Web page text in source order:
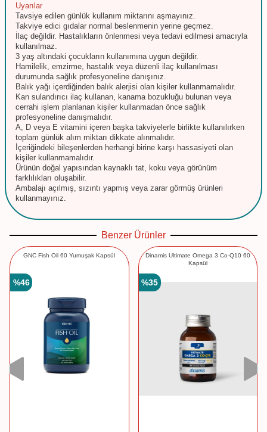
Uyarılar
Tavsiye edilen günlük kullanım miktarını aşmayınız.
Takviye edici gıdalar normal beslenmenin yerine geçmez.
İlaç değildir. Hastalıkların önlenmesi veya tedavi edilmesi amacıyla
kullanılmaz.
3 yaş altındaki çocukların kullanımına uygun değildir.
Hamilelik, emzirme, hastalık veya düzenli ilaç kullanılması
durumunda sağlık profesyoneline danışınız.
Balık yağı içerdiğinden balık alerjisi olan kişiler kullanmamalıdır.
Kan sulandırıcı ilaç kullanan, kanama bozukluğu bulunan veya
cerrahi işlem planlanan kişiler kullanmadan önce sağlık
profesyoneline danışmalıdır.
A, D veya E vitamini içeren başka takviyelerle birlikte kullanılırken
toplam günlük alım miktarı dikkate alınmalıdır.
İçeriğindeki bileşenlerden herhangi birine karşı hassasiyeti olan
kişiler kullanmamalıdır.
Ürünün doğal yapısından kaynaklı tat, koku veya görünüm
farklılıkları oluşabilir.
Ambalajı açılmış, sızıntı yapmış veya zarar görmüş ürünleri
kullanmayınız.
Benzer Ürünler
GNC Fish Oil 60 Yumuşak Kapsül
%46
Dinamis Ultimate Omega 3 Co-Q10 60
Kapsül
%35